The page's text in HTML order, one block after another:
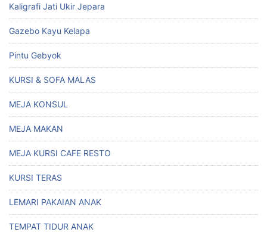
Kaligrafi Jati Ukir Jepara
Gazebo Kayu Kelapa
Pintu Gebyok
KURSI & SOFA MALAS
MEJA KONSUL
MEJA MAKAN
MEJA KURSI CAFE RESTO
KURSI TERAS
LEMARI PAKAIAN ANAK
TEMPAT TIDUR ANAK